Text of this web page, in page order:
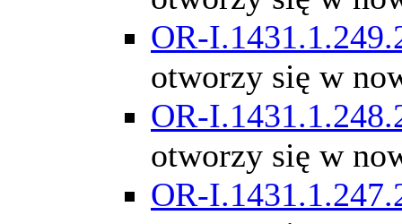
OR-
otworzy się w
OR-
otworzy się w
OR-